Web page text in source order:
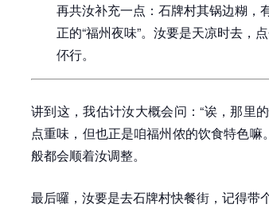
再共汝补充一点：石牌村其锅边糊，
正的“福州夜味”。汝要是天凉时去，
伓行。
讲到这，我估计汝大概会问：“诶，那里
点重味，但也正是咱福州侬的饮食特色嘛
般都会顺着汝调整。
最后囉，汝要是去石牌村快餐街，记得带